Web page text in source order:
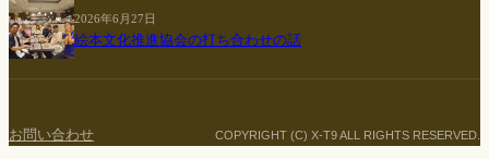
2026年6月27日
絵本文化推進協会の打ち合わせの話
お問い合わせ COPYRIGHT (C) X-T9 ALL RIGHTS RESERVED.